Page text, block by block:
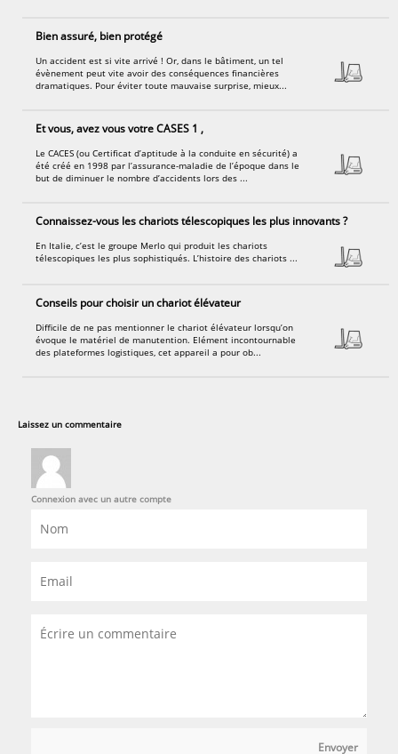
Bien assuré, bien protégé
Un accident est si vite arrivé ! Or, dans le bâtiment, un tel
évènement peut vite avoir des conséquences financières
dramatiques. Pour éviter toute mauvaise surprise, mieux...
Et vous, avez vous votre CASES 1 ,
Le CACES (ou Certificat d’aptitude à la conduite en sécurité) a
été créé en 1998 par l’assurance-maladie de l’époque dans le
but de diminuer le nombre d’accidents lors des ...
Connaissez-vous les chariots télescopiques les plus innovants ?
En Italie, c’est le groupe Merlo qui produit les chariots
télescopiques les plus sophistiqués. L’histoire des chariots ...
Conseils pour choisir un chariot élévateur
Difficile de ne pas mentionner le chariot élévateur lorsqu’on
évoque le matériel de manutention. Elément incontournable
des plateformes logistiques, cet appareil a pour ob...
Laissez un commentaire
Connexion avec un autre compte